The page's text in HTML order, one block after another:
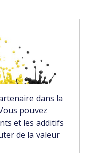
dans la
pouvez
et les additifs
de la valeur